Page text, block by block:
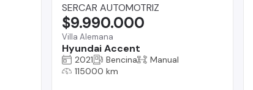
SERCAR AUTOMOTRIZ
Villa Alemana
Hyundai Accent
$9.990.000
2021 Bencina
Manual
115000 km